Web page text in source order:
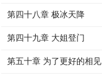
第四十八章 极冰天降
第四十九章 大姐登门
第五十章 为了更好的相见